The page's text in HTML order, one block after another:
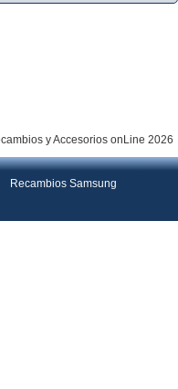
y Accesorios onLine 2026
Recambios Samsung